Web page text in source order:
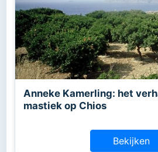
Anneke Kamerling: het
mastiek op Chios
Bekijken